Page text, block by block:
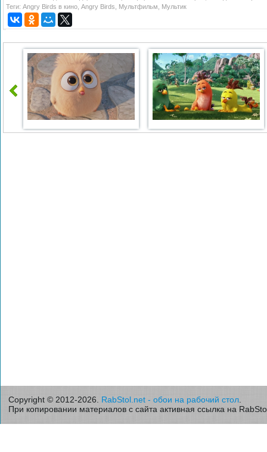
Теги: Angry Birds в кино Angry Birds Мультфильм Мультик
Copyright © 2012-2026. RabStol.net - обои на рабочий стол
При копировании материалов с сайта активная ссылка на